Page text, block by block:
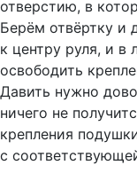
отверстию, в
Берём отвёртку и
к центру руля, и
освободить
Давить нужно
ничего не
крепления
с